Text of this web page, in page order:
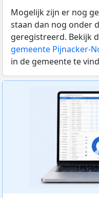
Mogelijk zijn er nog
staan dan nog onder
geregistreerd. Bekijk
gemeente Pijnacker-
in de gemeente te